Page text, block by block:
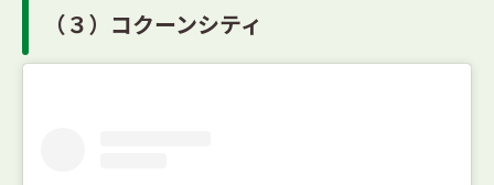
（３）コクーンシティ